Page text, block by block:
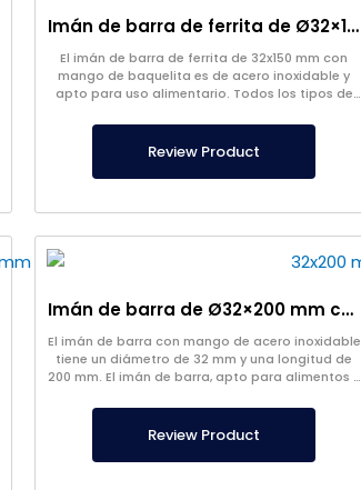
Imán de barra de ferrita de Ø32×150 mm 300 Óxido
El imán de barra de ferrita de 32x150 mm con
mango de baquelita es de acero inoxidable y
apto para uso alimentario. Todos los tipos de
Magneteksan.
Review Product
Imán de barra de Ø32×200 mm con mango de acero inoxidable
El imán de barra con mango de acero inoxidable
tiene un diámetro de 32 mm y una longitud de
200 mm. El imán de barra, apto para alimentos y
Review Product